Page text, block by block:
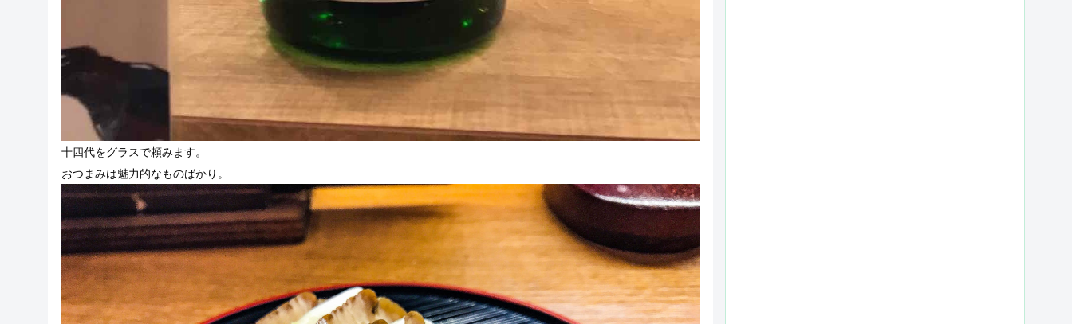
十四代をグラスで頼みます。
おつまみは魅力的なものばかり。